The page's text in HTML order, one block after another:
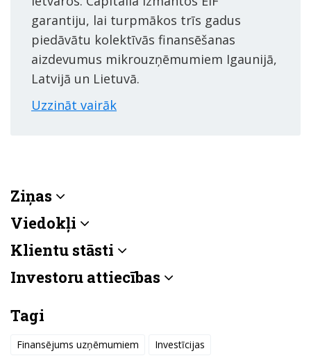
garantiju, lai turpmākos trīs gadus
piedāvātu kolektīvās finansēšanas
aizdevumus mikrouzņēmumiem Igaunijā,
Latvijā un Lietuvā.
Uzzināt vairāk
Ziņas
Viedokļi
Klientu stāsti
Investoru attiecības
Tagi
Finansējums uzņēmumiem
Investīcijas